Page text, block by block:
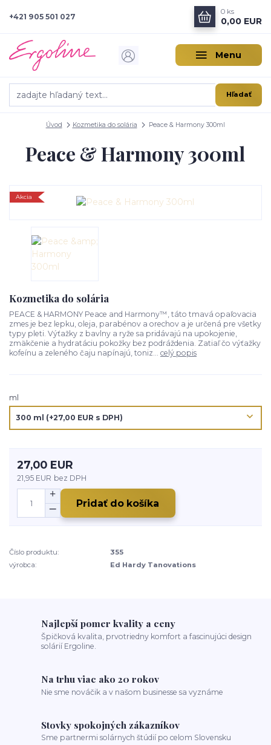
Menu
Hľadať
+421 905 501 027
0 ks
0,00 EUR
Úvod Kozmetika do solária Peace & Harmony 300ml
Peace & Harmony 300ml
Akcia
Kozmetika do solária
PEACE & HARMONY Peace and Harmony™, táto tmavá opaľovacia
zmes je bez lepku, oleja, parabénov a orechov a je určená pre všetky
typy pleti. Výťažky z bavlny a ryže sa pridávajú na upokojenie,
zmäkčenie a hydratáciu pokožky bez podráždenia. Zatiaľ čo výťažky
kofeínu a zeleného čaju napínajú, toniz... celý popis
ml
27,00 EUR
21,95 EUR bez DPH
Pridať do košíka
Číslo produktu:
355
výrobca:
Ed Hardy Tanovations
Najlepší pomer kvality a ceny
Špičková kvalita, prvotriedny komfort a fascinujúci design
solárií Ergoline.
Na trhu viac ako 20 rokov
Nie sme nováčik a v našom businesse sa vyznáme
Stovky spokojných zákazníkov
Sme partnermi solárnych štúdií po celom Slovensku